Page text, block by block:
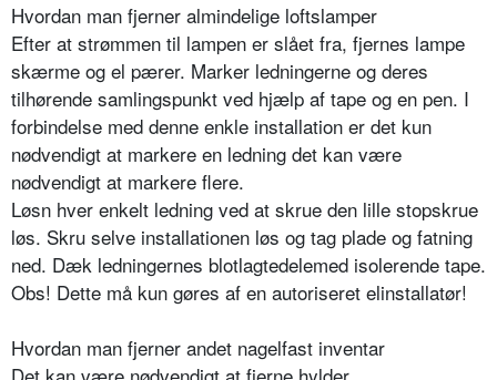
Hvordan man fjerner almindelige loftslamper
Efter at strømmen til lampen er slået fra, fjernes lampe
skærme og el pærer. Marker ledningerne og deres
tilhørende samlingspunkt ved hjælp af tape og en pen. I
forbindelse med denne enkle installation er det kun
nødvendigt at markere en ledning det kan være
nødvendigt at markere flere.
Løsn hver enkelt ledning ved at skrue den lille stopskrue
løs. Skru selve installationen løs og tag plade og fatning
ned. Dæk ledningernes blotlagtedelemed isolerende tape.
Obs! Dette må kun gøres af en autoriseret elinstallatør!
Hvordan man fjerner andet nagelfast inventar